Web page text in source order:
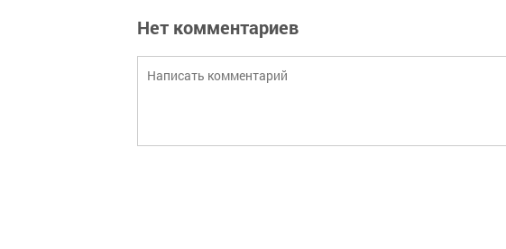
Нет комментариев